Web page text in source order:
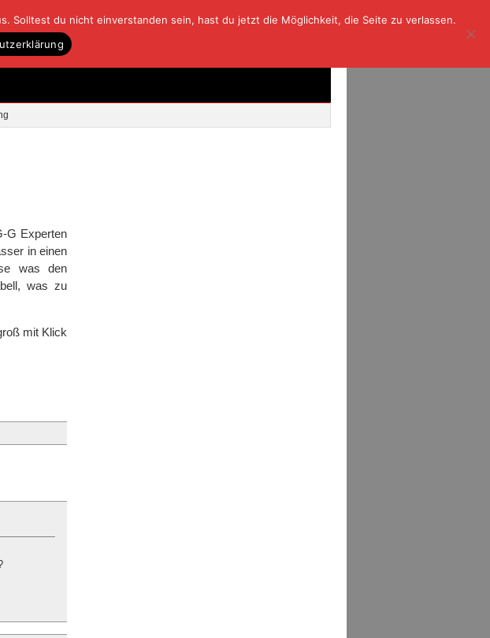
G Experten
in einen
was den
was zu
mit Klick
Solltest du nicht einverstanden sein, hast du jetzt die Möglichkeit, die Seite zu verlassen.